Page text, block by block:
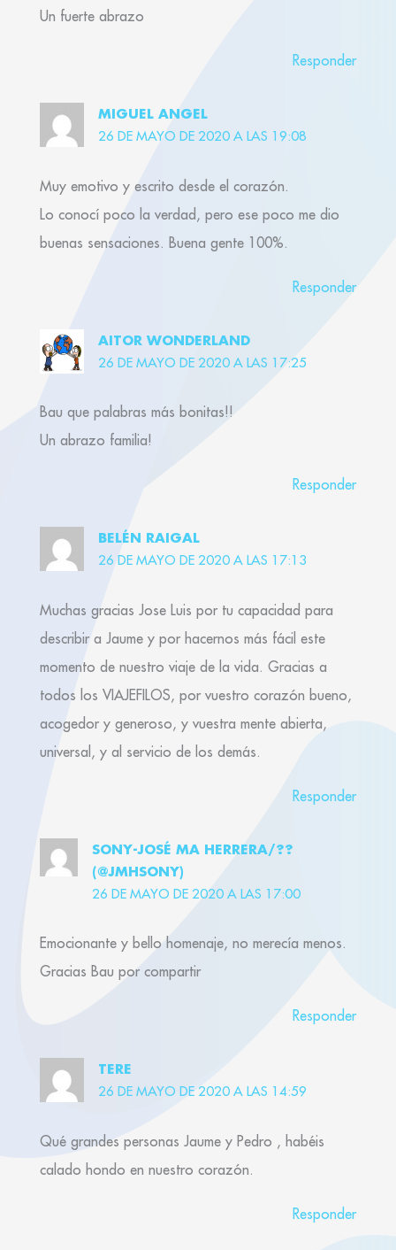
Un fuerte abrazo
Responder
MIGUEL ANGEL
26 DE MAYO DE 2020 A LAS 19:08
Muy emotivo y escrito desde el corazón.
Lo conocí poco la verdad, pero ese poco me dio
buenas sensaciones. Buena gente 100%.
Responder
AITOR WONDERLAND
26 DE MAYO DE 2020 A LAS 17:25
Bau que palabras más bonitas!!
Un abrazo familia!
Responder
BELÉN RAIGAL
26 DE MAYO DE 2020 A LAS 17:13
Muchas gracias Jose Luis por tu capacidad para
describir a Jaume y por hacernos más fácil este
momento de nuestro viaje de la vida. Gracias a
todos los VIAJEFILOS, por vuestro corazón bueno,
acogedor y generoso, y vuestra mente abierta,
universal, y al servicio de los demás.
Responder
SONY-JOSÉ MA HERRERA/??
(@JMHSONY)
26 DE MAYO DE 2020 A LAS 17:00
Emocionante y bello homenaje, no merecía menos.
Gracias Bau por compartir
Responder
TERE
26 DE MAYO DE 2020 A LAS 14:59
Qué grandes personas Jaume y Pedro , habéis
calado hondo en nuestro corazón.
Responder